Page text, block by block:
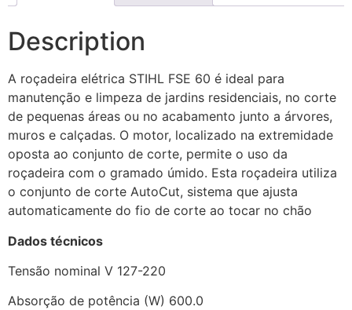
Description
A roçadeira elétrica STIHL FSE 60 é ideal para
manutenção e limpeza de jardins residenciais, no corte
de pequenas áreas ou no acabamento junto a árvores,
muros e calçadas. O motor, localizado na extremidade
oposta ao conjunto de corte, permite o uso da
roçadeira com o gramado úmido. Esta roçadeira utiliza
o conjunto de corte AutoCut, sistema que ajusta
automaticamente do fio de corte ao tocar no chão
Dados técnicos
Tensão nominal V 127-220
Absorção de potência (W) 600.0